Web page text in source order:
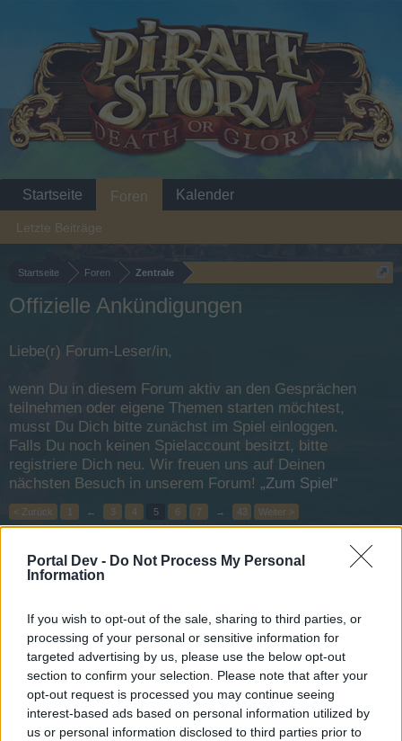
Portal Dev - Do Not Process My Personal
Information
If you wish to opt-out of the sale, sharing to third parties, or
processing of your personal or sensitive information for
targeted advertising by us, please use the below opt-out
section to confirm your selection. Please note that after your
opt-out request is processed you may continue seeing
interest-based ads based on personal information utilized by
us or personal information disclosed to third parties prior to
Startseite Foren Zentrale
Offizielle Ankündigungen
Liebe(r) Forum-Leser/in,
wenn Du in diesem Forum aktiv an den Gesprächen
teilnehmen oder eigene Themen starten möchtest,
musst Du Dich bitte zunächst im Spiel einloggen.
Falls Du noch keinen Spielaccount besitzt, bitte
registriere Dich neu. Wir freuen uns auf Deinen
nächsten Besuch in unserem Forum! „Zum Spiel“
< Zurück 1 ← 3 4 5 6 7 → 43 Weiter >
Titel Letzter Beitrag
Ankündigung
Ankündigung Wartungsarbeiten am 12.02.15
IceQ
Antworten:
0 11 Februar 2015
Schlachtfeldwoche im April
Captn.Snake
Antworten:
0 16 April 2014
Little Fear und Poseidons Flotte
Startseite Foren
Letzte Beiträge
Kalender